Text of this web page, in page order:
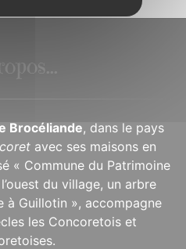
Brocéliande, dans le pays
avec ses maisons en
« Commune du Patrimoine
du village, un arbre
à Guillotin », accompagne
les Concoretois et